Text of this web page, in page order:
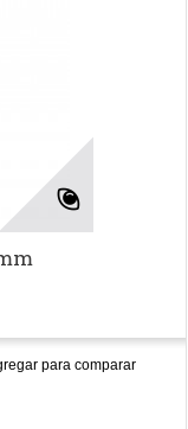
para comparar